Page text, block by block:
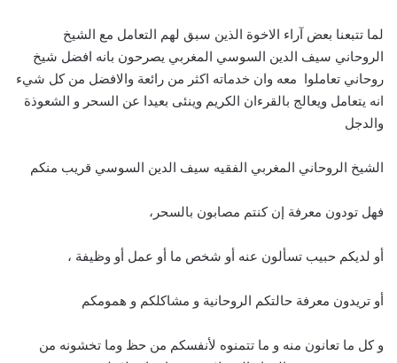
لما تتبعنا بعض آراء الاخوة الذين سبق لهم التعامل مع الشيخ
الروحاني سيف الدين السوسي المغربي يصرحون بانه افضل شيخ
روحاني تعاملوا معه وان خدماته اكثر من رائعة والافضل من كل شيء
انه يتعامل ويعالج بالقرءان الكريم وينئى بعيدا عن السحر و الشعوذة
والدجل
الشيخ الروحاني المغربي الفقيه سيف الدين السوسي قريب منكم
فهل تودون معرفة إن كنتم مصابون بالسحر،
أو لديكم حبيب تسألون عنه أو شخص ما أو عمل أو وظيفة ،
أو تريدون معرفة حالتكم الروحانية و مشاكلكم و همومكم
و كل ما تعانون منه و ما تتمنوه لأنفسكم من حظ وما تخشونه من